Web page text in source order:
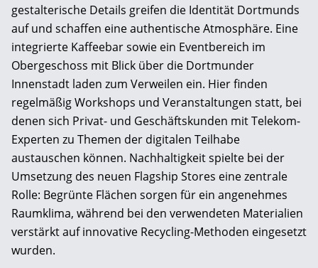
gestalterische Details greifen die Identität Dortmunds
auf und schaffen eine authentische Atmosphäre. Eine
integrierte Kaffeebar sowie ein Eventbereich im
Obergeschoss mit Blick über die Dortmunder
Innenstadt laden zum Verweilen ein. Hier finden
regelmäßig Workshops und Veranstaltungen statt, bei
denen sich Privat- und Geschäftskunden mit Telekom-
Experten zu Themen der digitalen Teilhabe
austauschen können. Nachhaltigkeit spielte bei der
Umsetzung des neuen Flagship Stores eine zentrale
Rolle: Begrünte Flächen sorgen für ein angenehmes
Raumklima, während bei den verwendeten Materialien
verstärkt auf innovative Recycling-Methoden eingesetzt
wurden.